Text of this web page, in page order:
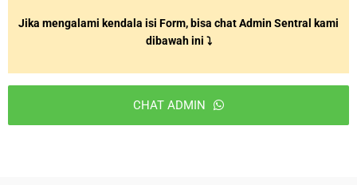
Jika mengalami kendala isi Form, bisa chat Admin Sentral kami
dibawah ini ⤵
CHAT ADMIN